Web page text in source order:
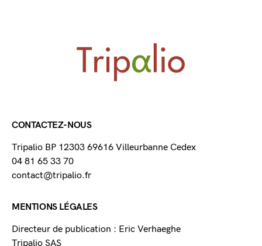
CONTACTEZ-NOUS
Tripalio BP 12303 69616 Villeurbanne Cedex
04 81 65 33 70
contact@tripalio.fr
MENTIONS LÉGALES
Directeur de publication : Eric Verhaeghe
Tripalio SAS